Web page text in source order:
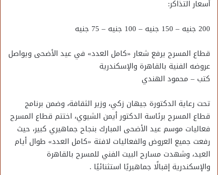
أسعار التذاكر:
200 جنيه – 150 جنيه – 100 جنيه – 75 جنيه
قطاع المسرح يرفع شعار «كامل العدد» في عيد الأضحى ويواصل
عروضه الفنية بالقاهرة والإسكندرية
كتب – محمود الهندي
تحت رعاية الدكتورة جيهان زكي، وزير الثقافة، وضمن برنامج
قطاع المسرح برئاسة الدكتور أيمن الشيوي، اختتم قطاع المسرح
فعاليات موسم عيد الأضحى المبارك بنجاح جماهيري كبير، حيث
رفعت جميع العروض والفعاليات لافتة «كامل العدد» طوال أيام
العيد، وشهدت مسارح البيت الفني للمسرح بالقاهرة
والإسكندرية إقبالًا جماهيريًا استثنائيًا .